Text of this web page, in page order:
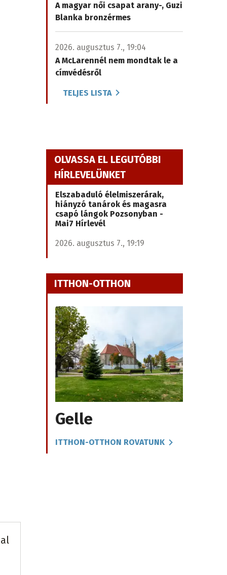
A magyar női csapat arany-, Guzi
Blanka bronzérmes
2026. augusztus 7., 19:04
A McLarennél nem mondtak le a
címvédésről
TELJES LISTA
OLVASSA EL LEGUTÓBBI
HÍRLEVELÜNKET
Elszabaduló élelmiszerárak,
hiányzó tanárok és magasra
csapó lángok Pozsonyban -
Mai7 Hírlevél
2026. augusztus 7., 19:19
ITTHON-OTTHON
Gelle
ITTHON-OTTHON ROVATUNK